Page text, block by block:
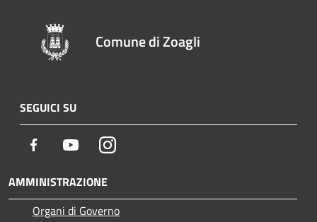
Comune di Zoagli
SEGUICI SU
Facebook YoutubeInstagram
AMMINISTRAZIONE
Organi di Governo